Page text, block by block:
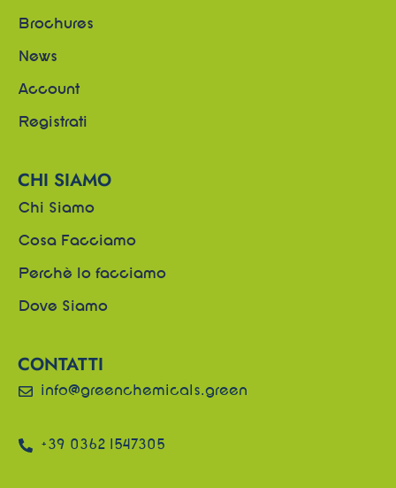
Brochures
News
Account
Registrati
CHI SIAMO
Chi Siamo
Cosa Facciamo
Perchè lo facciamo
Dove Siamo
CONTATTI
info@greenchemicals.green
+39 0362 1547305